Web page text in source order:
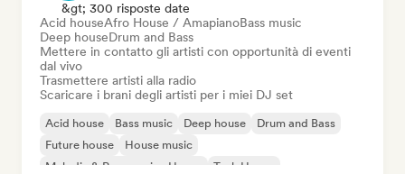
&gt; 300 risposte date
Acid houseAfro House / AmapianoBass music
Deep houseDrum and Bass
Mettere in contatto gli artisti con opportunità di eventi
dal vivo
Trasmettere artisti alla radio
Scaricare i brani degli artisti per i miei DJ set
Acid house Bass music Deep house
Drum and Bass
Future house
House music
Melodic & Progressive House
Tech House